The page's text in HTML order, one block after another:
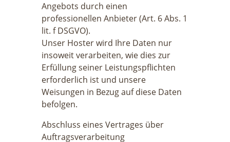
Angebots durch einen
professionellen Anbieter (Art. 6 Abs. 1
lit. f DSGVO).
Unser Hoster wird Ihre Daten nur
insoweit verarbeiten, wie dies zur
Erfüllung seiner Leistungspflichten
erforderlich ist und unsere
Weisungen in Bezug auf diese Daten
befolgen.
Abschluss eines Vertrages über
Auftragsverarbeitung